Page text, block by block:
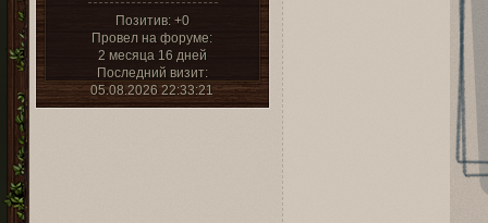
Позитив: +0
Провел на форуме:
2 месяца 16 дней
Последний визит:
05.08.2026 22:33:21